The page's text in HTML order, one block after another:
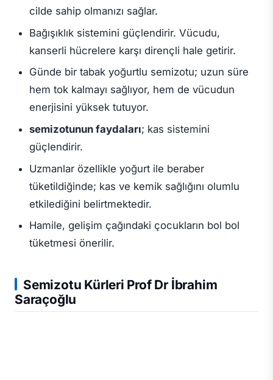
cilde sahip olmanızı sağlar.
Bağışıklık sistemini güçlendirir. Vücudu,
kanserli hücrelere karşı dirençli hale getirir.
Günde bir tabak yoğurtlu semizotu; uzun süre
hem tok kalmayı sağlıyor, hem de vücudun
enerjisini yüksek tutuyor.
semizotunun faydaları; kas sistemini
güçlendirir.
Uzmanlar özellikle yoğurt ile beraber
tüketildiğinde; kas ve kemik sağlığını olumlu
etkilediğini belirtmektedir.
Hamile, gelişim çağındaki çocukların bol bol
tüketmesi önerilir.
Semizotu Kürleri Prof Dr İbrahim
Saraçoğlu